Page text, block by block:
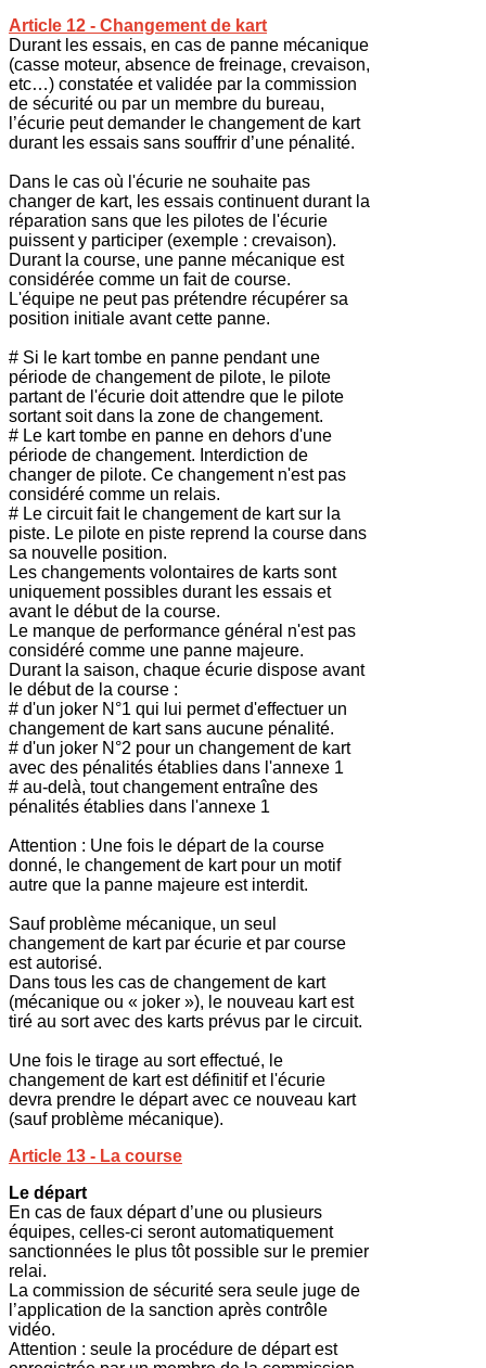
Article 12 - Changement de kart
Durant les essais, en cas de panne mécanique
(casse moteur, absence de freinage, crevaison,
etc…) constatée et validée par la commission
de sécurité ou par un membre du bureau,
l’écurie peut demander le changement de kart
durant les essais sans souffrir d’une pénalité.
Dans le cas où l'écurie ne souhaite pas
changer de kart, les essais continuent durant la
réparation sans que les pilotes de l'écurie
puissent y participer (exemple : crevaison).
Durant la course, une panne mécanique est
considérée comme un fait de course.
L'équipe ne peut pas prétendre récupérer sa
position initiale avant cette panne.
# Si le kart tombe en panne pendant une
période de changement de pilote, le pilote
partant de l'écurie doit attendre que le pilote
sortant soit dans la zone de changement.
# Le kart tombe en panne en dehors d'une
période de changement. Interdiction de
changer de pilote. Ce changement n'est pas
considéré comme un relais.
# Le circuit fait le changement de kart sur la
piste. Le pilote en piste reprend la course dans
sa nouvelle position.
Les changements volontaires de karts sont
uniquement possibles durant les essais et
avant le début de la course.
Le manque de performance général n'est pas
considéré comme une panne majeure.
Durant la saison, chaque écurie dispose avant
le début de la course :
# d'un joker N°1 qui lui permet d'effectuer un
changement de kart sans aucune pénalité.
# d'un joker N°2 pour un changement de kart
avec des pénalités établies dans l'annexe 1
# au-delà, tout changement entraîne des
pénalités établies dans l'annexe 1
Attention : Une fois le départ de la course
donné, le changement de kart pour un motif
autre que la panne majeure est interdit.
Sauf problème mécanique, un seul
changement de kart par écurie et par course
est autorisé.
Dans tous les cas de changement de kart
(mécanique ou « joker »), le nouveau kart est
tiré au sort avec des karts prévus par le circuit.
Une fois le tirage au sort effectué, le
changement de kart est définitif et l'écurie
devra prendre le départ avec ce nouveau kart
(sauf problème mécanique).
Article 13 - La course
Le départ
En cas de faux départ d’une ou plusieurs
équipes, celles-ci seront automatiquement
sanctionnées le plus tôt possible sur le premier
relai.
La commission de sécurité sera seule juge de
l’application de la sanction après contrôle
vidéo.
Attention : seule la procédure de départ est